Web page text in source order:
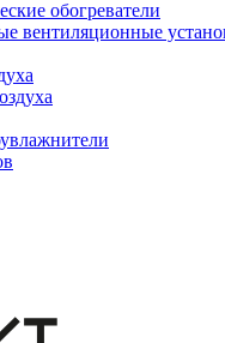
обогреватели
вентиляционные